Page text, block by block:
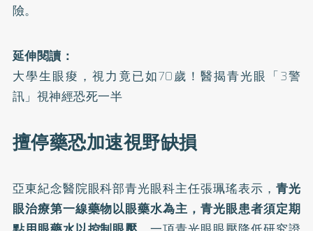
險。
延伸閱讀：
大學生眼痠，視力竟已如70歲！醫揭青光眼「3警
訊」視神經恐死一半
擅停藥恐加速視野缺損
亞東紀念醫院眼科部青光眼科主任張珮瑤表示， 青光
眼治療第一線藥物以眼藥水為主，青光眼患者須定期